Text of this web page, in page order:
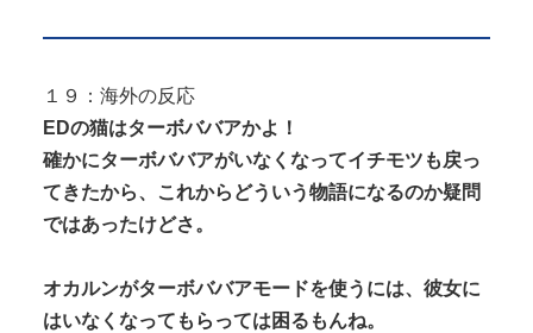
１９：海外の反応
EDの猫はターボババアかよ！
確かにターボババアがいなくなってイチモツも戻っ
てきたから、これからどういう物語になるのか疑問
ではあったけどさ。
オカルンがターボババアモードを使うには、彼女に
はいなくなってもらっては困るもんね。